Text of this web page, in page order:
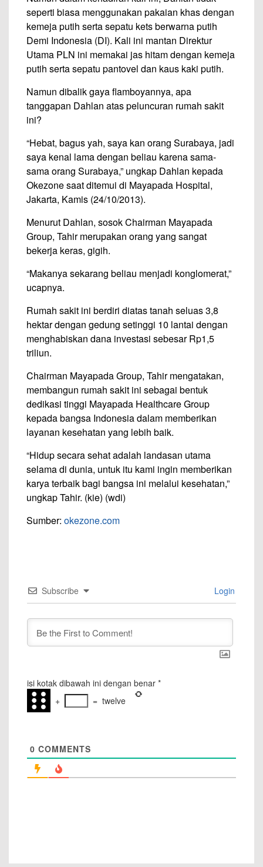
seperti biasa menggunakan pakaian khas dengan
kemeja putih serta sepatu kets berwarna putih
Demi Indonesia (DI). Kali ini mantan Direktur
Utama PLN ini memakai jas hitam dengan kemeja
putih serta sepatu pantovel dan kaus kaki putih.
Namun dibalik gaya flamboyannya, apa
tanggapan Dahlan atas peluncuran rumah sakit
ini?
“Hebat, bagus yah, saya kan orang Surabaya, jadi
saya kenal lama dengan beliau karena sama-
sama orang Surabaya,” ungkap Dahlan kepada
Okezone saat ditemui di Mayapada Hospital,
Jakarta, Kamis (24/10/2013).
Menurut Dahlan, sosok Chairman Mayapada
Group, Tahir merupakan orang yang sangat
bekerja keras, gigih.
“Makanya sekarang beliau menjadi konglomerat,”
ucapnya.
Rumah sakit ini berdiri diatas tanah seluas 3,8
hektar dengan gedung setinggi 10 lantai dengan
menghabiskan dana investasi sebesar Rp1,5
triliun.
Chairman Mayapada Group, Tahir mengatakan,
membangun rumah sakit ini sebagai bentuk
dedikasi tinggi Mayapada Healthcare Group
kepada bangsa Indonesia dalam memberikan
layanan kesehatan yang lebih baik.
“Hidup secara sehat adalah landasan utama
selama di dunia, untuk itu kami ingin memberikan
karya terbaik bagi bangsa ini melalui kesehatan,”
ungkap Tahir. (kie) (wdi)
Sumber: okezone.com
Subscribe Login
isi kotak dibawah ini dengan benar *
+
= twelve
0 COMMENTS